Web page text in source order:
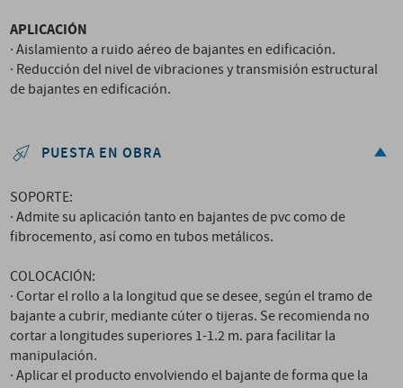
APLICACIÓN
· Aislamiento a ruido aéreo de bajantes en edificación.
· Reducción del nivel de vibraciones y transmisión estructural
de bajantes en edificación.
PUESTA EN OBRA
SOPORTE:
· Admite su aplicación tanto en bajantes de pvc como de
fibrocemento, así como en tubos metálicos.
COLOCACIÓN:
· Cortar el rollo a la longitud que se desee, según el tramo de
bajante a cubrir, mediante cúter o tijeras. Se recomienda no
cortar a longitudes superiores 1-1.2 m. para facilitar la
manipulación.
· Aplicar el producto envolviendo el bajante de forma que la